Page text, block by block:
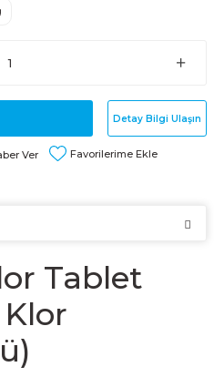
Detay Bilgi Ulaşın
Ver
Tablet